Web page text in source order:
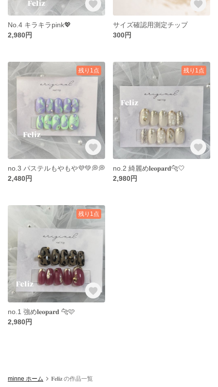
No.4 キラキラpink💖
2,980円
サイズ確認用測定チップ
300円
残り1点
no.3 パステルもやもや💜‪💚💭💭
2,480円
残り1点
no.2 綺麗め𝐥𝐞𝐨𝐩𝐚𝐫𝐝🐆‎🤍
2,980円
残り1点
no.1 強め𝐥𝐞𝐨𝐩𝐚𝐫𝐝 🐆🩷
2,980円
minne ホーム 𝐅𝐞𝐥𝐢𝐳 の作品一覧